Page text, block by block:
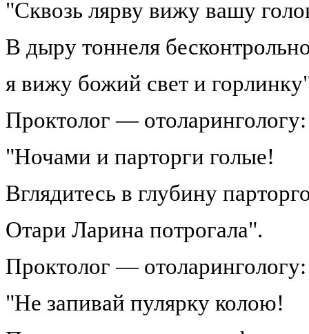
"Сквозь лярву вижу вашу
В дыру тоннеля
я вижу божий свет и
Проктолог — отоларингологу:
"Ночами и парторги голые!
Вглядитесь в глубину
Отари Ларина потрогала".
Проктолог — отоларингологу:
"Не запивай пулярку колою!